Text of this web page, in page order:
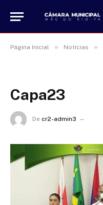
Página Inicial » Notícias »
Capa23
De cr2-admin3